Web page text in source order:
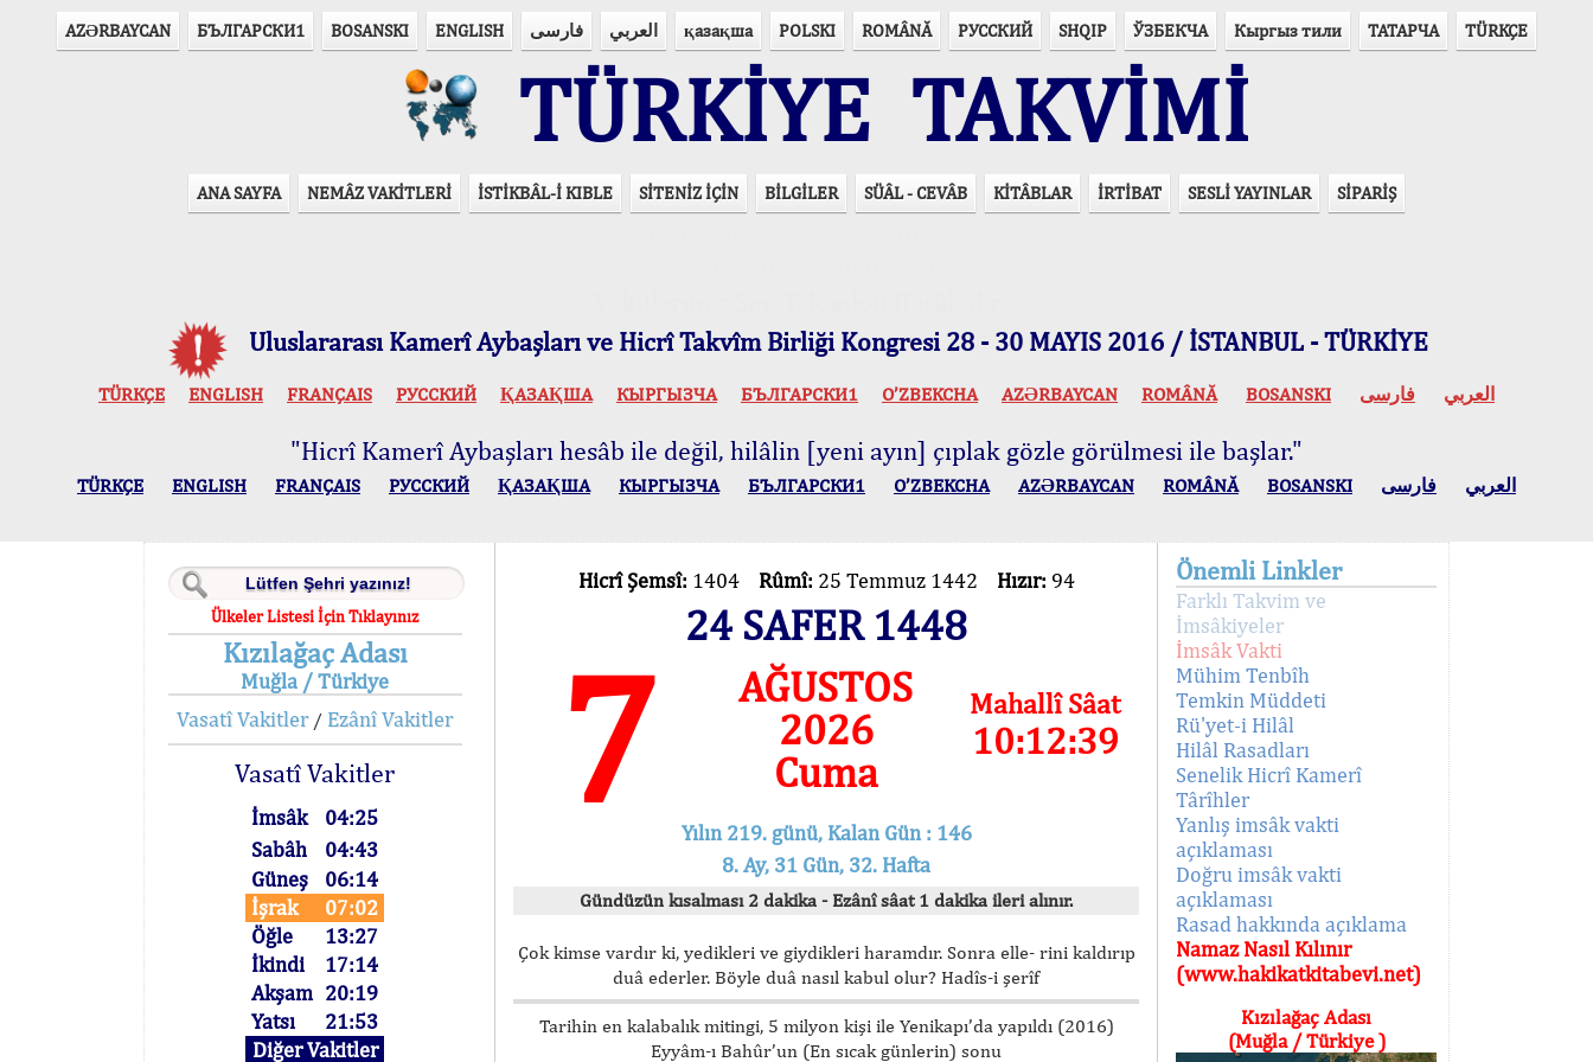
AZӘRBAYCAN БЪЛГАРСКИ1 BOSANSKI ENGLISH فارسی العربي қазақша POLSKI ROMÂNĂ РУССКИЙ SHQIP ЎЗБЕКЧА Кыргыз тили ТАТАРЧА TÜRKÇE
TÜRKİYE TAKVİMİ
ANA SAYFA NEMÂZ VAKİTLERİ İSTİKBÂL-İ KIBLE SİTENİZ İÇİN BİLGİLER SÜÂL - CEVÂB KİTÂBLAR İRTİBAT SESLİ YAYINLAR SİPARİŞ
Uluslararası Kamerî Aybaşları ve Hicrî Takvîm Birliği Kongresi 28 - 30 MAYIS 2016 / İSTANBUL - TÜRKİYE
TÜRKÇE ENGLISH FRANÇAIS РУССКИЙ ҚАЗАҚША КЫPГЫЗЧA БЪЛГАРСКИ1 O’ZBEKCHA AZӘRBAYCAN ROMÂNĂ BOSANSKI العربي فارسی
"Hicrî Kamerî Aybaşları hesâb ile değil, hilâlin [yeni ayın] çıplak gözle görülmesi ile başlar."
TÜRKÇE ENGLISH FRANÇAIS РУССКИЙ ҚАЗАҚША КЫPГЫЗЧA БЪЛГАРСКИ1 O’ZBEKCHA AZӘRBAYCAN ROMÂNĂ BOSANSKI العربي فارسی
Ülkeler Listesi İçin Tıklayınız
Kızılağaç Adası
Muğla / Türkiye
Vasatî Vakitler/ Ezânî Vakitler
Vasatî Vakitler
İmsâk
04:25
Sabâh
04:43
Güneş
06:14
İşrak
07:02
Öğle
13:27
İkindi
17:14
Akşam 20:19
Yatsı
21:53
Diğer Vakitler
Hicrî Şemsî: 1404 Rûmî: 25 Temmuz 1442 Hızır: 94
24 SAFER 1448
7
AĞUSTOS
2026
Cuma
Mahallî Sâat
10:12:39
Yılın 219. günü, Kalan Gün : 146
8. Ay, 31 Gün, 32. Hafta
Gündüzün kısalması 2 dakika - Ezânî sâat 1 dakika ileri alınır.
Çok kimse vardır ki, yedikleri ve giydikleri haramdır. Sonra elle- rini kaldırıp
duâ ederler. Böyle duâ nasıl kabul olur? Hadîs-i şerîf
Tarihin en kalabalık mitingi, 5 milyon kişi ile Yenikapı’da yapıldı (2016)
Eyyâm-ı Bahûr’un (En sıcak günlerin) sonu
Önemli Linkler
Farklı Takvim ve
İmsâkiyeler
İmsâk Vakti
Mühim Tenbîh
Temkin Müddeti
Rü'yet-i Hilâl
Hilâl Rasadları
Senelik Hicrî Kamerî
Târîhler
Yanlış imsâk vakti
açıklaması
Doğru imsâk vakti
açıklaması
Rasad hakkında açıklama
Namaz Nasıl Kılınır
(www.hakikatkitabevi.net)
Kızılağaç Adası
(Muğla / Türkiye )